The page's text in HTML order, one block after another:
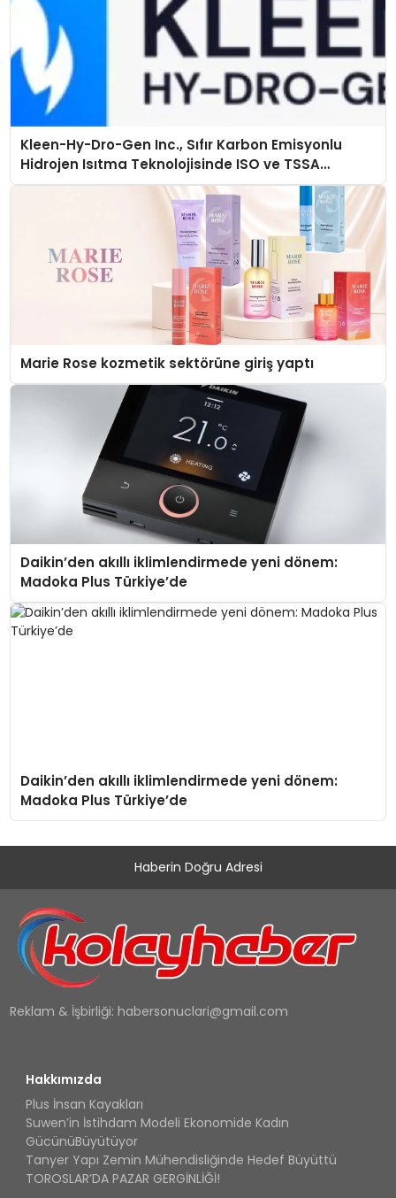
Kleen-Hy-Dro-Gen Inc., Sıfır Karbon Emisyonlu
Hidrojen Isıtma Teknolojisinde ISO ve TSSA
Düzenleyici Onaylarını Aldı
Marie Rose kozmetik sektörüne giriş yaptı
Daikin’den akıllı iklimlendirmede yeni dönem:
Madoka Plus Türkiye’de
Daikin’den akıllı iklimlendirmede yeni dönem:
Madoka Plus Türkiye’de
Haberin Doğru Adresi
Reklam & İşbirliği: habersonuclari@gmail.com
Hakkımızda
Plus İnsan Kayakları
Suwen’in İstihdam Modeli Ekonomide Kadın
GücünüBüyütüyor
Tanyer Yapı Zemin Mühendisliğinde Hedef Büyüttü
TOROSLAR’DA PAZAR GERGİNLİĞİ!